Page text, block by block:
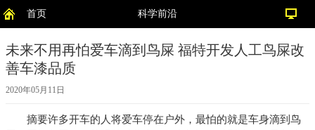
首页 科学前沿
未来不用再怕爱车滴到鸟屎 福特开发人工鸟屎改
善车漆品质
2020年05月11日
摘要许多开车的人将爱车停在户外，最怕的就是车身滴到鸟